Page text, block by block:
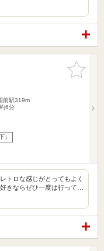
お気に入
りに追加
前駅319m
6分
）
トロな感じがとってもよく
きならぜひ一度は行って…